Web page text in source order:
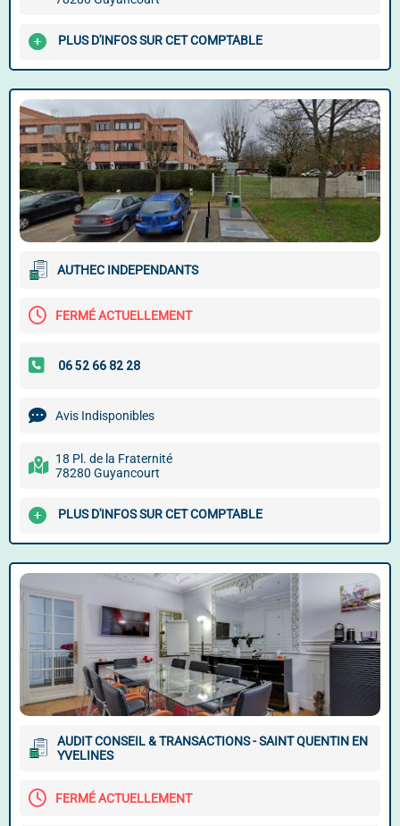
PLUS D'INFOS SUR CET COMPTABLE
AUTHEC INDEPENDANTS
FERMÉ ACTUELLEMENT
Avis Indisponibles
18 Pl. de la Fraternité
78280 Guyancourt
PLUS D'INFOS SUR CET COMPTABLE
AUDIT CONSEIL & TRANSACTIONS - SAINT QUENTIN EN
YVELINES
FERMÉ ACTUELLEMENT